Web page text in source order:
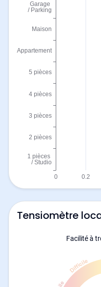
Tensiomètre
Facilité à